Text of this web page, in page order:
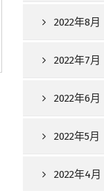
2022年8月
2022年7月
2022年6月
2022年5月
2022年4月